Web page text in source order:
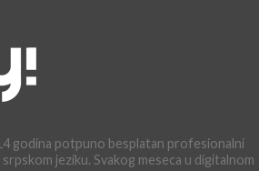
godina potpuno besplatan profesionalni
jeziku. Svakog meseca u digitalnom